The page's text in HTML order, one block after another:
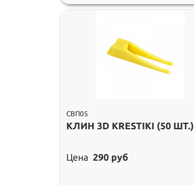
СВП05
КЛИН 3D KRESTIKI (50 ШТ.)
Цена 290 руб